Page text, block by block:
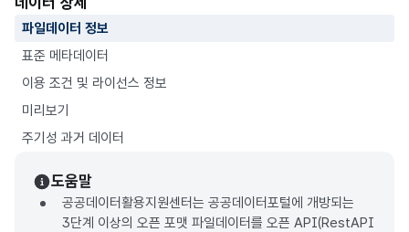
파일데이터 정보
표준 메타데이터
이용 조건 및 라이선스 정보
미리보기
주기성 과거 데이터
도움말
공공데이터활용지원센터는 공공데이터포털에 개방되는
3단계 이상의 오픈 포맷 파일데이터를 오픈 API(RestAPI